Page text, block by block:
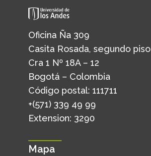
Oficina Ña 309
Casita Rosada, segundo piso
Cra 1 Nº 18A – 12
Bogotá – Colombia
Código postal: 111711
+(571) 339 49 99
Extension: 3290
Mapa